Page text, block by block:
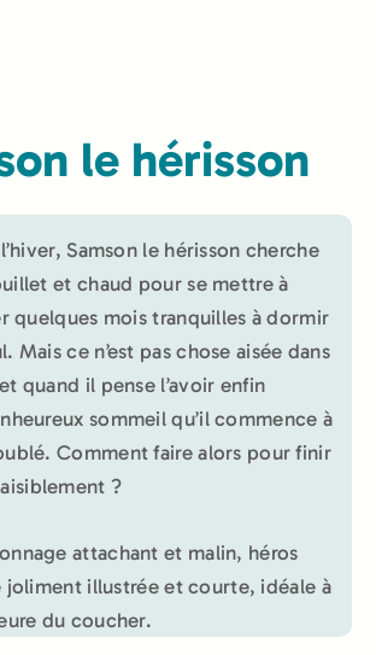
le hérisson
Samson le hérisson cherche
et chaud pour se mettre à
quelques mois tranquilles à dormir
Mais ce n’est pas chose aisée dans
quand il pense l’avoir enfin
sommeil qu’il commence à
Comment faire alors pour finir
?
attachant et malin, héros
joliment illustrée et courte, idéale à
du coucher.